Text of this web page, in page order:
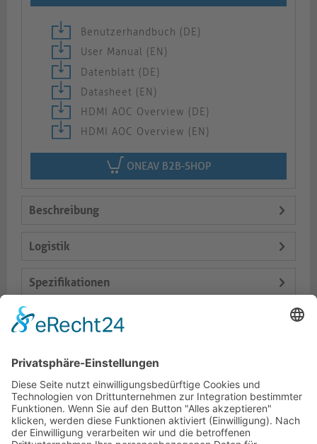
Benutzerhandbuch (DE)
User Manual (EN)
Datenblatt (DE)
Datasheet (EN)
HDMI AOC Overview (DE)
HDMI AOC Overview (EN)
ONEAV B2B-SHOP
Beschreibung
Logistik
Spezifikationen
Lieferumfang
Dokumente